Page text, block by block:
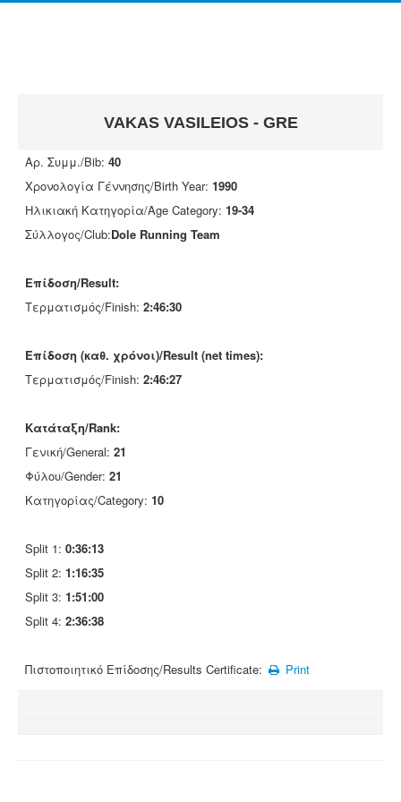
VAKAS VASILEIOS - GRE
Αρ. Συμμ./Bib: 40
Χρονολογία Γέννησης/Birth Year: 1990
Ηλικιακή Κατηγορία/Age Category: 19-34
Σύλλογος/Club:Dole Running Team
Επίδοση/Result:
Τερματισμός/Finish: 2:46:30
Επίδοση (καθ. χρόνοι)/Result (net times):
Τερματισμός/Finish: 2:46:27
Κατάταξη/Rank:
Γενική/General: 21
Φύλου/Gender: 21
Κατηγορίας/Category: 10
Split 1: 0:36:13
Split 2: 1:16:35
Split 3: 1:51:00
Split 4: 2:36:38
Πιστοποιητικό Επίδοσης/Results Certificate: Print